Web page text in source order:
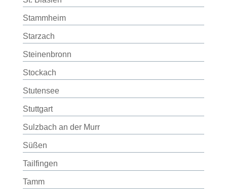
Stammheim
Starzach
Steinenbronn
Stockach
Stutensee
Stuttgart
Sulzbach an der Murr
Süßen
Tailfingen
Tamm